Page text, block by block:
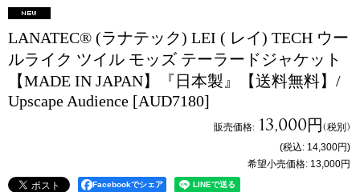
LANATEC® (ラナテック) LEI ( レイ) TECH ウー
ルライク ツイル モッズ テーラードジャケット
【MADE IN JAPAN】『日本製』【送料無料】/
Upscape Audience [AUD7180]
販売価格: 13,000円(税別)
(税込: 14,300円)
希望小売価格: 13,000円
Facebookでシェア